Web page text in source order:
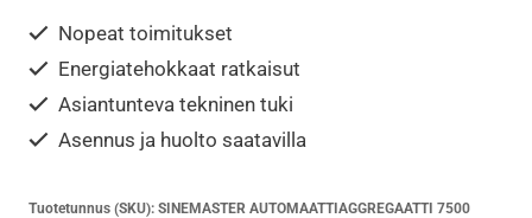
VAIHE
määrä
Nopeat toimitukset
Energiatehokkaat ratkaisut
Asiantunteva tekninen tuki
Asennus ja huolto saatavilla
Tuotetunnus (SKU): SINEMASTER AUTOMAATTIAGGREGAATTI 7500